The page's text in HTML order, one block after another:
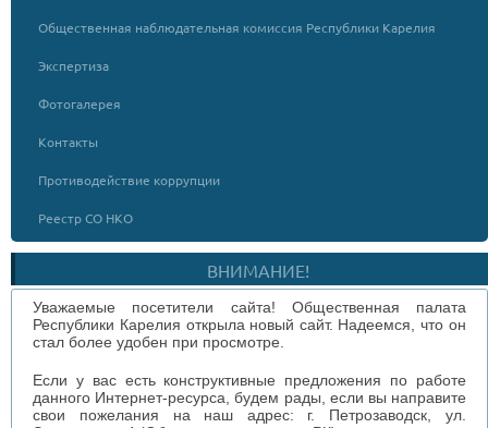
Общественная наблюдательная комиссия Республики Карелия
Экспертиза
Фотогалерея
Контакты
Противодействие коррупции
Реестр СО НКО
ВНИМАНИЕ!
Уважаемые посетители сайта! Общественная палата
Республики Карелия открыла новый сайт. Надеемся, что он
стал более удобен при просмотре.
Если у вас есть конструктивные предложения по работе
данного Интернет-ресурса, будем рады, если вы направите
свои пожелания на наш адрес: г. Петрозаводск, ул.